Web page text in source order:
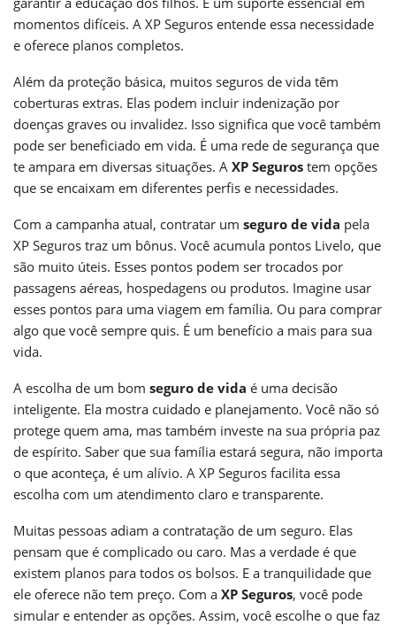
momentos difíceis. A XP Seguros entende essa necessidade
e oferece planos completos.
Além da proteção básica, muitos seguros de vida têm
coberturas extras. Elas podem incluir indenização por
doenças graves ou invalidez. Isso significa que você também
pode ser beneficiado em vida. É uma rede de segurança que
te ampara em diversas situações. A XP Seguros tem opções
que se encaixam em diferentes perfis e necessidades.
Com a campanha atual, contratar um seguro de vida pela
XP Seguros traz um bônus. Você acumula pontos Livelo, que
são muito úteis. Esses pontos podem ser trocados por
passagens aéreas, hospedagens ou produtos. Imagine usar
esses pontos para uma viagem em família. Ou para comprar
algo que você sempre quis. É um benefício a mais para sua
vida.
A escolha de um bom seguro de vida é uma decisão
inteligente. Ela mostra cuidado e planejamento. Você não só
protege quem ama, mas também investe na sua própria paz
de espírito. Saber que sua família estará segura, não importa
o que aconteça, é um alívio. A XP Seguros facilita essa
escolha com um atendimento claro e transparente.
Muitas pessoas adiam a contratação de um seguro. Elas
pensam que é complicado ou caro. Mas a verdade é que
existem planos para todos os bolsos. E a tranquilidade que
ele oferece não tem preço. Com a XP Seguros, você pode
simular e entender as opções. Assim, você escolhe o que faz